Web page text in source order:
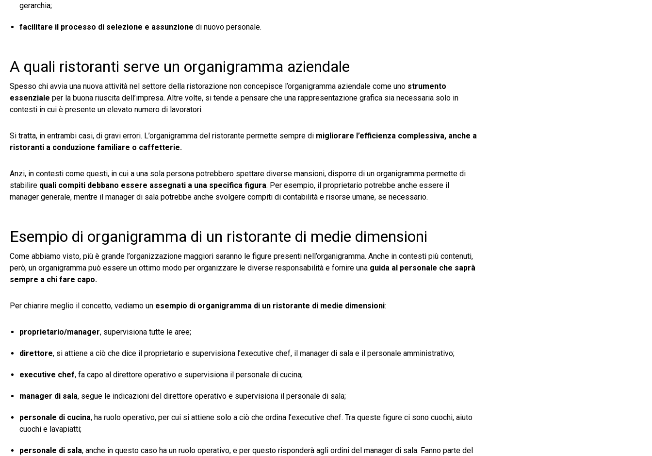
gerarchia;
facilitare il processo di selezione e assunzione di nuovo personale.
A quali ristoranti serve un organigramma aziendale
Spesso chi avvia una nuova attività nel settore della ristorazione non concepisce l’organigramma aziendale come uno strumento
essenziale per la buona riuscita dell’impresa. Altre volte, si tende a pensare che una rappresentazione grafica sia necessaria solo in
contesti in cui è presente un elevato numero di lavoratori.
Si tratta, in entrambi casi, di gravi errori. L’organigramma del ristorante permette sempre di migliorare l’efficienza complessiva, anche a
ristoranti a conduzione familiare o caffetterie.
Anzi, in contesti come questi, in cui a una sola persona potrebbero spettare diverse mansioni, disporre di un organigramma permette di
stabilire quali compiti debbano essere assegnati a una specifica figura. Per esempio, il proprietario potrebbe anche essere il
manager generale, mentre il manager di sala potrebbe anche svolgere compiti di contabilità e risorse umane, se necessario.
Esempio di organigramma di un ristorante di medie dimensioni
Come abbiamo visto, più è grande l’organizzazione maggiori saranno le figure presenti nell’organigramma. Anche in contesti più contenuti,
però, un organigramma può essere un ottimo modo per organizzare le diverse responsabilità e fornire una guida al personale che saprà
sempre a chi fare capo.
Per chiarire meglio il concetto, vediamo un esempio di organigramma di un ristorante di medie dimensioni:
proprietario/manager, supervisiona tutte le aree;
direttore, si attiene a ciò che dice il proprietario e supervisiona l’executive chef, il manager di sala e il personale amministrativo;
executive chef, fa capo al direttore operativo e supervisiona il personale di cucina;
manager di sala, segue le indicazioni del direttore operativo e supervisiona il personale di sala;
personale di cucina, ha ruolo operativo, per cui si attiene solo a ciò che ordina l’executive chef. Tra queste figure ci sono cuochi, aiuto
cuochi e lavapiatti;
personale di sala, anche in questo caso ha un ruolo operativo, e per questo risponderà agli ordini del manager di sala. Fanno parte del